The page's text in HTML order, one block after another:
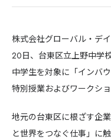
株式会社グローバル・デ
20日、台東区立上野中学
中学生を対象に「インバ
特別授業およびワークシ
地元の台東区に根ざす企
と世界をつなぐ仕事」に